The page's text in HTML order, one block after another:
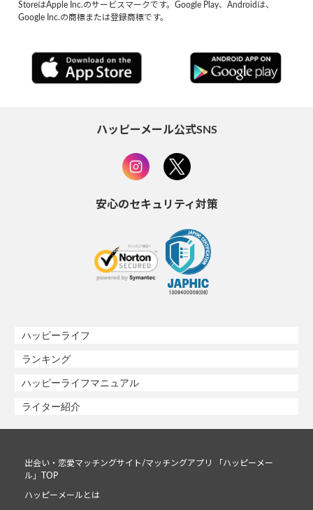
StoreはApple Inc.のサービスマークです。Google Play、Androidは、
Google Inc.の商標または登録商標です。
ハッピーメール公式SNS
安心のセキュリティ対策
ハッピーライフ
ランキング
ハッピーライフマニュアル
ライター紹介
出会い・恋愛マッチングサイト/マッチングアプリ 「ハッピーメー
ル」TOP
ハッピーメールとは